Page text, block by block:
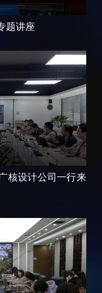
合新闻
作交流
体报道
案频道
物与文化
学普及
进视界
先进榜YOUNG
育与健康
座信息
题讲座
核设计公司一行来